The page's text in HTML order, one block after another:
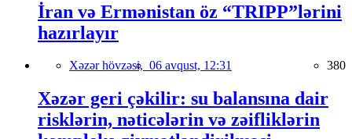
İran və Ermənistan öz “TRIPP”lərini
hazırlayır
Xəzər hövzəsi, 06 avqust, 12:31 380
Xəzər geri çəkilir: su balansına dair
risklərin, nəticələrin və zəifliklərin